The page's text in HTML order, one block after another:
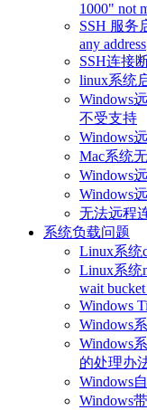
1000" not
SSH 服务
any address
SSH连接
linux系统
Windows
不受支持
Windows
Mac系统
Windows
Windows
无法远程
系统负载问题
Linux系统
Linux系统
wait
Windows
Windows
Windows
的处理办
Windows
Windows